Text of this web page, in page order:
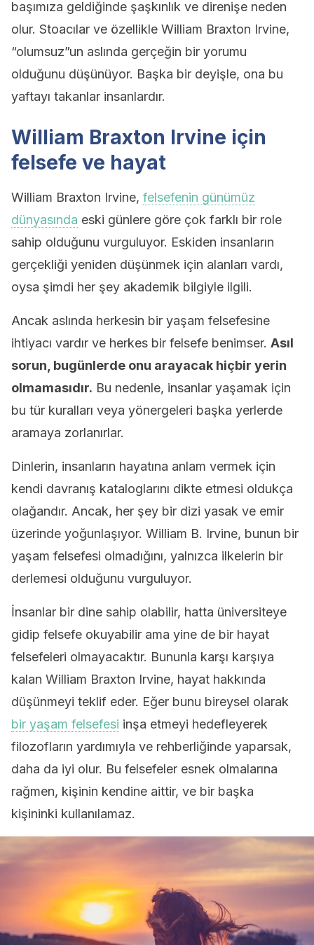
başımıza geldiğinde şaşkınlık ve direnişe neden
olur. Stoacılar ve özellikle William Braxton Irvine,
“olumsuz”un aslında gerçeğin bir yorumu
olduğunu düşünüyor. Başka bir deyişle, ona bu
yaftayı takanlar insanlardır.
William Braxton Irvine için
felsefe ve hayat
William Braxton Irvine, felsefenin günümüz
dünyasında eski günlere göre çok farklı bir role
sahip olduğunu vurguluyor. Eskiden insanların
gerçekliği yeniden düşünmek için alanları vardı,
oysa şimdi her şey akademik bilgiyle ilgili.
Ancak aslında herkesin bir yaşam felsefesine
ihtiyacı vardır ve herkes bir felsefe benimser. Asıl
sorun, bugünlerde onu arayacak hiçbir yerin
olmamasıdır. Bu nedenle, insanlar yaşamak için
bu tür kuralları veya yönergeleri başka yerlerde
aramaya zorlanırlar.
Dinlerin, insanların hayatına anlam vermek için
kendi davranış kataloglarını dikte etmesi oldukça
olağandır. Ancak, her şey bir dizi yasak ve emir
üzerinde yoğunlaşıyor. William B. Irvine, bunun bir
yaşam felsefesi olmadığını, yalnızca ilkelerin bir
derlemesi olduğunu vurguluyor.
İnsanlar bir dine sahip olabilir, hatta üniversiteye
gidip felsefe okuyabilir ama yine de bir hayat
felsefeleri olmayacaktır. Bununla karşı karşıya
kalan William Braxton Irvine, hayat hakkında
düşünmeyi teklif eder. Eğer bunu bireysel olarak
bir yaşam felsefesi inşa etmeyi hedefleyerek
filozofların yardımıyla ve rehberliğinde yaparsak,
daha da iyi olur. Bu felsefeler esnek olmalarına
rağmen, kişinin kendine aittir, ve bir başka
kişininki kullanılamaz.